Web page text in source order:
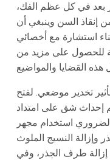
بعد في كل عظم الفك،
إنقاذ السن وينبغي أن
استشارة مع أخصائي
للحصول على مزيد من
تخدير موضعي. لفتح
إحداث شق على امتداد
استخدام مجهر
وإزالة النسيج الملوث
إزالة طرف الجذر، وفي